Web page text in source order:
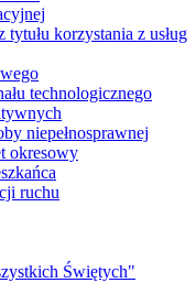
korzystania z usług
technologicznego
niepełnosprawnej
okresowy
ruchu
Świętych"